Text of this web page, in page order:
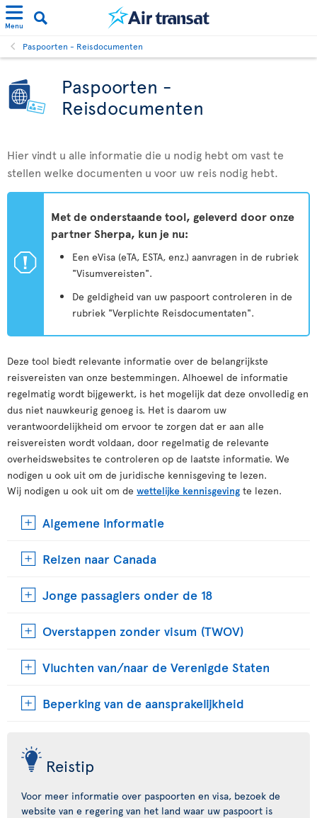
Menu
Paspoorten - Reisdocumenten
Paspoorten -
Reisdocumenten
Hier vindt u alle informatie die u nodig hebt om vast te
stellen welke documenten u voor uw reis nodig hebt.
ü
Met de onderstaande tool, geleverd door onze
partner Sherpa, kun je nu:
Een eVisa (eTA, ESTA, enz.) aanvragen in de rubriek
"Visumvereisten".
De geldigheid van uw paspoort controleren in de
rubriek "Verplichte Reisdocumentaten".
Deze tool biedt relevante informatie over de belangrijkste
reisvereisten van onze bestemmingen. Alhoewel de informatie
regelmatig wordt bijgewerkt, is het mogelijk dat deze onvolledig en
dus niet nauwkeurig genoeg is. Het is daarom uw
verantwoordelijkheid om ervoor te zorgen dat er aan alle
reisvereisten wordt voldaan, door regelmatig de relevante
overheidswebsites te controleren op de laatste informatie. We
nodigen u ook uit om de juridische kennisgeving te lezen.
Wij nodigen u ook uit om de wettelijke kennisgeving te lezen.
Algemene informatie
Reizen naar Canada
Jonge passagiers onder de 18
Overstappen zonder visum (TWOV)
Vluchten van/naar de Verenigde Staten
Beperking van de aansprakelijkheid
Reistip
Voor meer informatie over paspoorten en visa, bezoek de
website van e regering van het land waar uw paspoort is